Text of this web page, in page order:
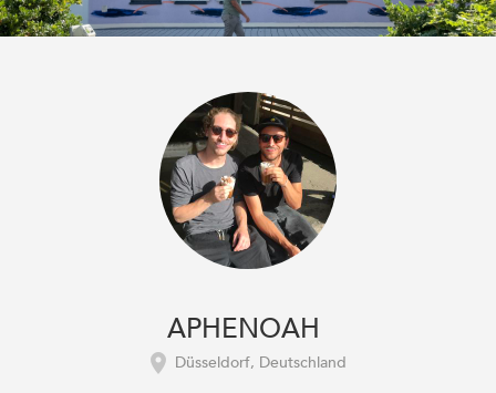
APHENOAH
Düsseldorf, Deutschland